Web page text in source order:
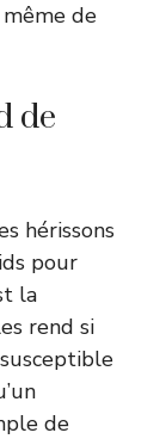
de
de
hérissons
pour
la
rend si
de